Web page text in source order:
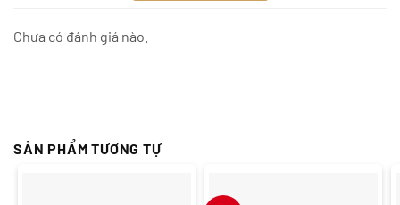
Chưa có đánh giá nào.
SẢN PHẨM TƯƠNG TỰ